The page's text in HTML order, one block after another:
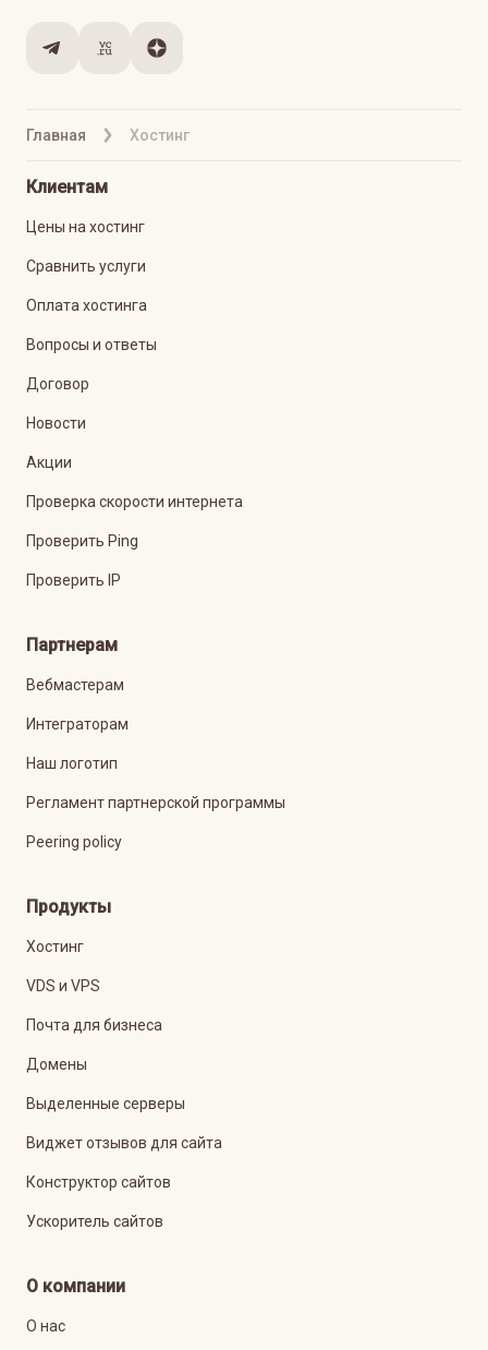
Главная Хостинг
Клиентам
Цены на хостинг
Сравнить услуги
Оплата хостинга
Вопросы и ответы
Договор
Новости
Акции
Проверка скорости интернета
Проверить Ping
Проверить IP
Партнерам
Вебмастерам
Интеграторам
Наш логотип
Регламент партнерской программы
Peering policy
Продукты
Хостинг
VDS и VPS
Почта для бизнеса
Домены
Выделенные серверы
Виджет отзывов для сайта
Конструктор сайтов
Ускоритель сайтов
О компании
О нас